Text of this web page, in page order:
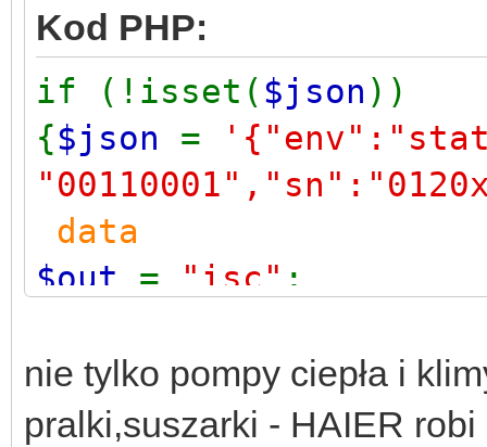
Kod PHP:
if (!isset($json ))
{$json =
data
$out = "isc"
//
preg_match( '/
nie tylko pompy ciepła i
pralki,suszarki - HAIER